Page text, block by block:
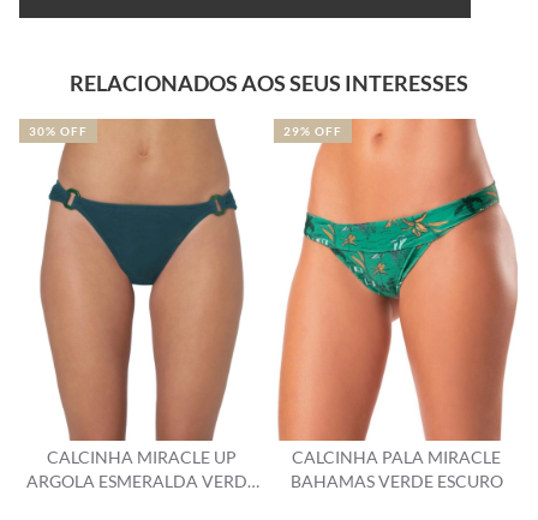
RELACIONADOS AOS SEUS INTERESSES
CALCINHA MIRACLE UP
ARGOLA ESMERALDA VERDE
30% OFF
CALCINHA PALA MIRACLE
BAHAMAS VERDE ESCURO
29% OFF